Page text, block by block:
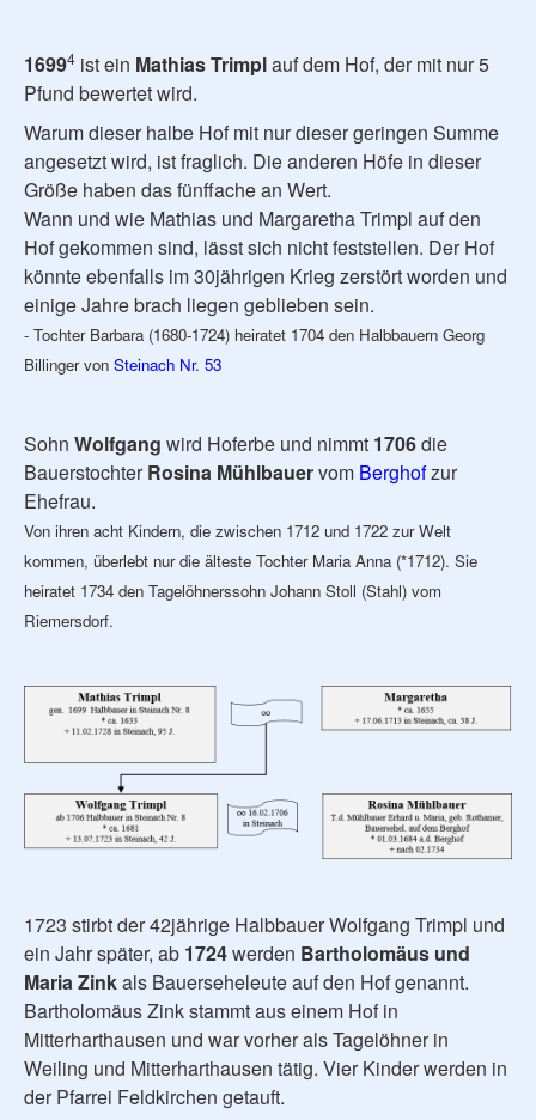
16994 ist ein Mathias Trimplauf dem Hof, der mit nur 5
Pfund bewertet wird.
Warum dieser halbe Hof mit nur dieser geringen Summe
angesetzt wird, ist fraglich. Die anderen Höfe in dieser
Größe haben das fünffache an Wert.
Wann und wie Mathias und Margaretha Trimpl auf den
Hof gekommen sind, lässt sich nicht feststellen. Der Hof
könnte ebenfalls im 30jährigen Krieg zerstört worden und
einige Jahre brach liegen geblieben sein.
- Tochter Barbara (1680-1724) heiratet 1704 den Halbbauern Georg
Billinger von Steinach Nr. 53
Sohn Wolfgang wird Hoferbe und nimmt 1706die
BauerstochterRosina Mühlbauervom Berghofzur
Ehefrau.
Von ihren acht Kindern, die zwischen 1712 und 1722 zur Welt
kommen, überlebt nur die älteste Tochter Maria Anna (*1712). Sie
heiratet 1734 den Tagelöhnerssohn Johann Stoll (Stahl) vom
Riemersdorf.
1723 stirbt der 42jährige Halbbauer Wolfgang Trimpl und
ein Jahr später, ab 1724werden Bartholomäus und
Maria Zinkals Bauerseheleute auf den Hof genannt.
Bartholomäus Zink stammt aus einem Hof in
Mitterharthausen und war vorher als Tagelöhner in
Weiling und Mitterharthausen tätig. Vier Kinder werden in
der Pfarrei Feldkirchen getauft.